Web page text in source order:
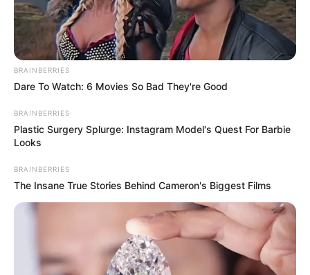
πλευρές, 90 λεπτά από Χαλκίδα
90 λεπτά από Χαλκίδα και νομίζεις ότι είσαι
Μαλδίβες – Αυτή είναι η δίδυμη παραλία της
Αγίας Άννας
Κύμη Εύβοιας: Παράτησε την πόλη,
μετακόμισε σε χωριό και έκανε το όνειρό της
Ακολουθήστε το evianews.com στοGoogle
News
ΤΑ ΠΙΟ ΔΗΜΟΦΙΛΗ
BRAINBERRIES
Dare To Watch: 6 Movies So Bad They're Good
BRAINBERRIES
Plastic Surgery Splurge: Instagram Model's Quest For Barbie
Looks
BRAINBERRIES
The Insane True Stories Behind Cameron's Biggest Films